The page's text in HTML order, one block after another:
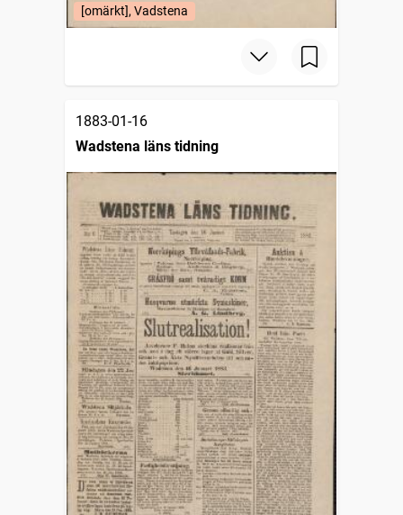
[omärkt], Vadstena
1883-01-16
Wadstena läns tidning